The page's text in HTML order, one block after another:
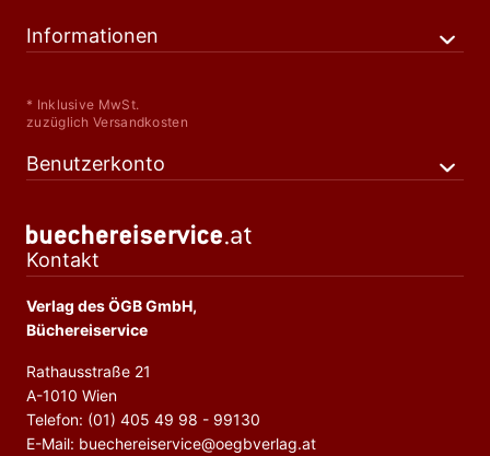
Informationen
* Inklusive MwSt.
zuzüglich Versandkosten
Benutzerkonto
Kontakt
Verlag des ÖGB GmbH,
Büchereiservice
Rathausstraße 21
A-1010 Wien
Telefon: (01) 405 49 98 - 99130
E-Mail: buechereiservice@oegbverlag.at